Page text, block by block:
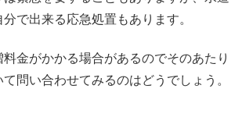
で出来る応急処置もあります。
金がかかる場合があるのでそのあたり
問い合わせてみるのはどうでしょう。